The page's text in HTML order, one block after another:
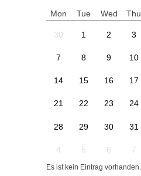
Mon Tue Wed Thu
30 1 2 3
7 8 9 10
14 15 16 17
21 22 23 24
28 29 30 31
4 5 6 7
Es ist kein Eintrag vorhanden.